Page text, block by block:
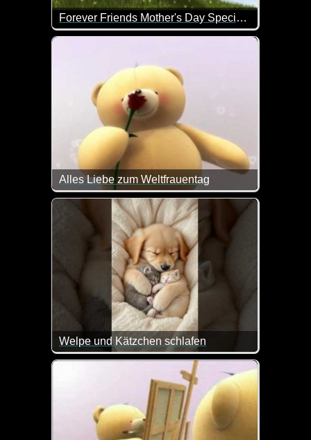
Forever Friends Mother's Day Special Delivery
Alles Liebe zum Muttertag!
Alles Liebe zum Weltfrauentag
Alles Liebe zum internationalen Frauentag
Welpe und Kätzchen schlafen
Na, da geht einem doch das Herz auf.